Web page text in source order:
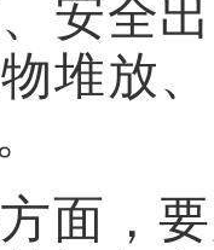
安全
堆放
面，